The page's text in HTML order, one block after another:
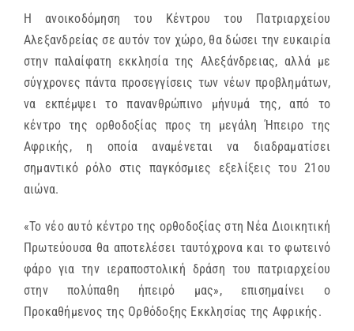
Η ανοικοδόμηση του Κέντρου του Πατριαρχείου
Αλεξανδρείας σε αυτόν τον χώρο, θα δώσει την ευκαιρία
στην παλαίφατη εκκλησία της Αλεξάνδρειας, αλλά με
σύγχρονες πάντα προσεγγίσεις των νέων προβλημάτων,
να εκπέμψει το πανανθρώπινο μήνυμά της, από το
κέντρο της ορθοδοξίας προς τη μεγάλη Ήπειρο της
Αφρικής, η οποία αναμένεται να διαδραματίσει
σημαντικό ρόλο στις παγκόσμιες εξελίξεις του 21ου
αιώνα.
«Το νέο αυτό κέντρο της ορθοδοξίας στη Νέα Διοικητική
Πρωτεύουσα θα αποτελέσει ταυτόχρονα και το φωτεινό
φάρο για την ιεραποστολική δράση του πατριαρχείου
στην πολύπαθη ήπειρό μας», επισημαίνει ο
Προκαθήμενος της Ορθόδοξης Εκκλησίας της Αφρικής.